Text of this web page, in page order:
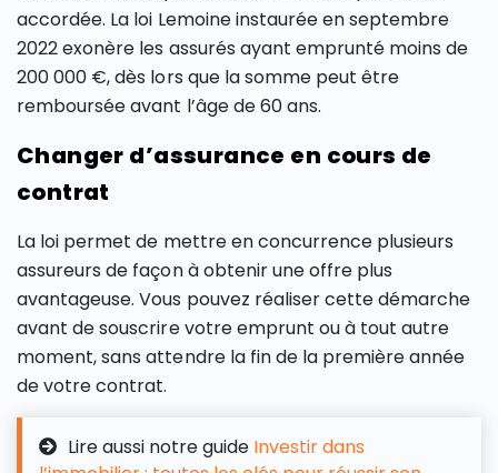
accordée. La loi Lemoine instaurée en septembre
2022 exonère les assurés ayant emprunté moins de
200 000 €, dès lors que la somme peut être
remboursée avant l’âge de 60 ans.
Changer d’assurance en cours de
contrat
La loi permet de mettre en concurrence plusieurs
assureurs de façon à obtenir une offre plus
avantageuse. Vous pouvez réaliser cette démarche
avant de souscrire votre emprunt ou à tout autre
moment, sans attendre la fin de la première année
de votre contrat.
Lire aussi notre guide Investir dans